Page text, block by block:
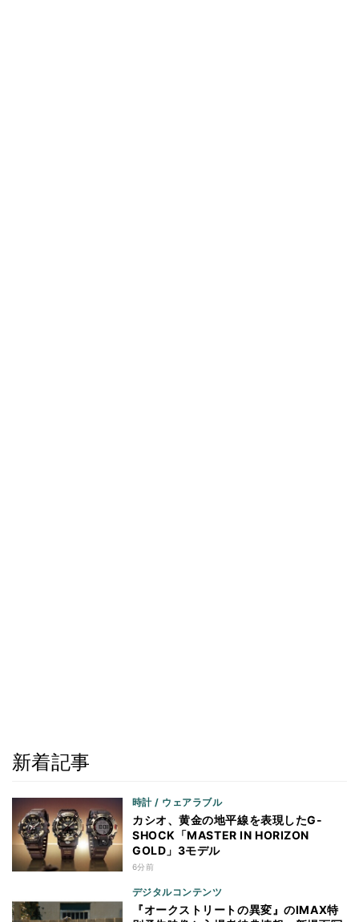
新着記事
時計 / ウェアラブル
カシオ、黄金の地平線を表現したG-
SHOCK「MASTER IN HORIZON
GOLD」3モデル
6分前
デジタルコンテンツ
『オークストリートの異変』のIMAX特